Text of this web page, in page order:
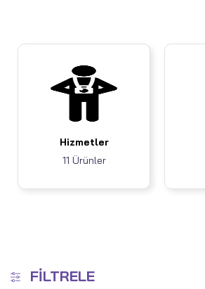
Hizmetler
11 Ürünler
FILTRELE